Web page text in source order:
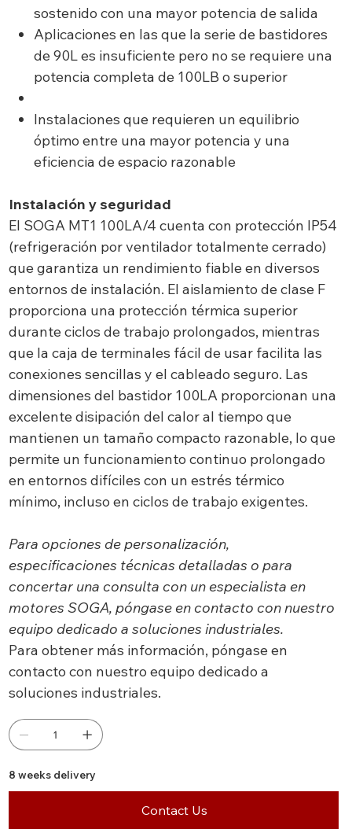
sostenido con una mayor potencia de salida
Aplicaciones en las que la serie de bastidores
de 90L es insuficiente pero no se requiere una
potencia completa de 100LB o superior
Instalaciones que requieren un equilibrio
óptimo entre una mayor potencia y una
eficiencia de espacio razonable
Instalación y seguridad
El SOGA MT1 100LA/4 cuenta con protección IP54
(refrigeración por ventilador totalmente cerrado)
que garantiza un rendimiento fiable en diversos
entornos de instalación. El aislamiento de clase F
proporciona una protección térmica superior
durante ciclos de trabajo prolongados, mientras
que la caja de terminales fácil de usar facilita las
conexiones sencillas y el cableado seguro. Las
dimensiones del bastidor 100LA proporcionan una
excelente disipación del calor al tiempo que
mantienen un tamaño compacto razonable, lo que
permite un funcionamiento continuo prolongado
en entornos difíciles con un estrés térmico
mínimo, incluso en ciclos de trabajo exigentes.
Para opciones de personalización,
especificaciones técnicas detalladas o para
concertar una consulta con un especialista en
motores SOGA, póngase en contacto con nuestro
equipo dedicado a soluciones industriales.
Para obtener más información, póngase en
contacto con nuestro equipo dedicado a
soluciones industriales.
8 weeks delivery
Contact Us